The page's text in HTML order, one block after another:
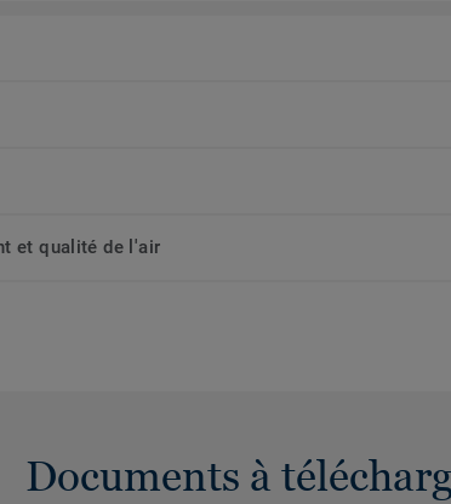
et qualité de l'air
Documents à